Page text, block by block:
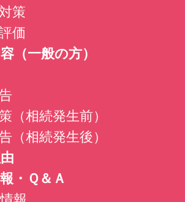
策
価
（一般の方）
（相続発生前）
（相続発生後）
・Ｑ＆Ａ